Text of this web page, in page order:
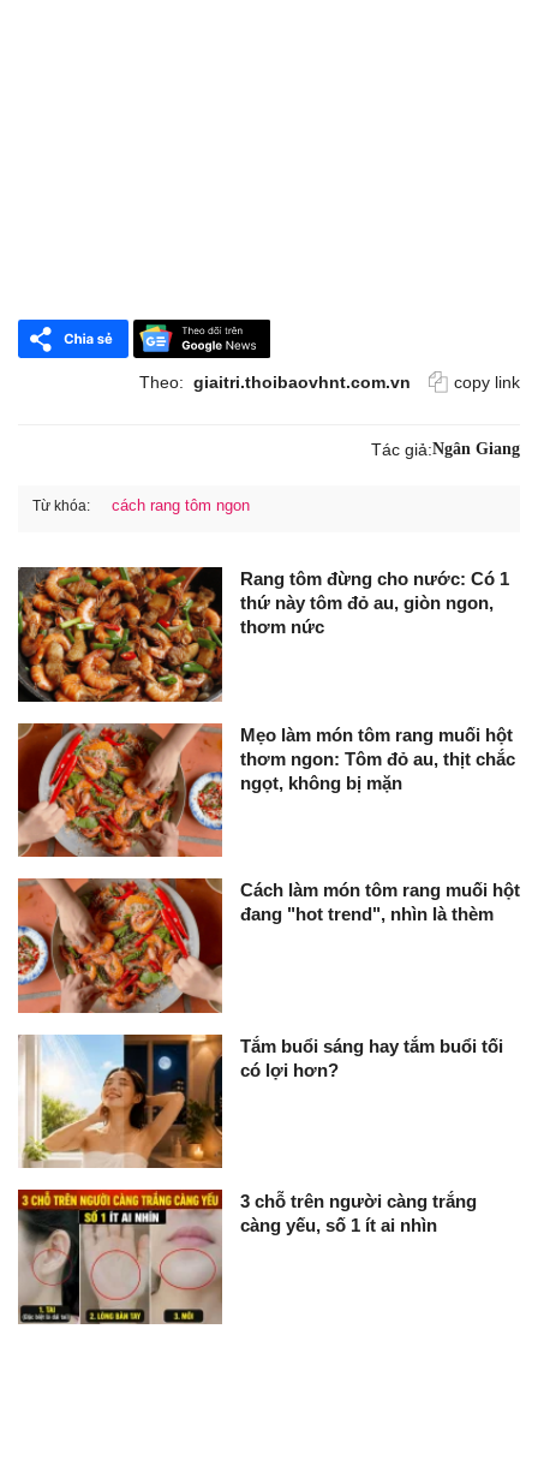
Theo: giaitri.thoibaovhnt.com.vn copy link
Tác giả:Ngân Giang
Từ khóa: cách rang tôm ngon
Rang tôm đừng cho nước: Có 1
thứ này tôm đỏ au, giòn ngon,
thơm nức
Mẹo làm món tôm rang muối hột
thơm ngon: Tôm đỏ au, thịt chắc
ngọt, không bị mặn
Cách làm món tôm rang muối hột
đang "hot trend", nhìn là thèm
Tắm buổi sáng hay tắm buổi tối
có lợi hơn?
3 chỗ trên người càng trắng
càng yếu, số 1 ít ai nhìn